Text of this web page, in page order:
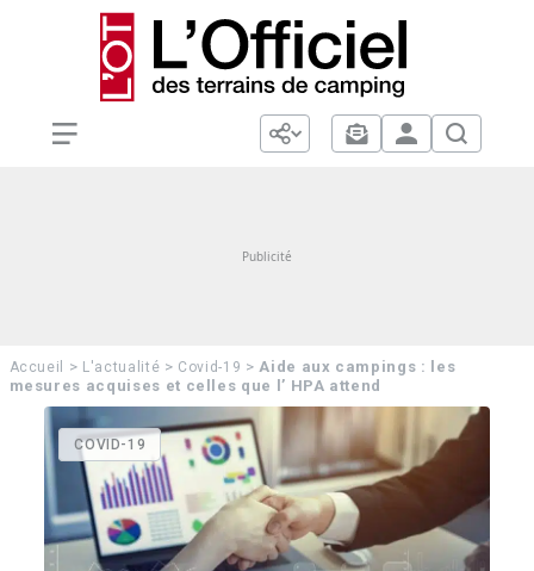
Accueil > L'actualité > Covid-19 >Aide aux campings : les
mesures acquises et celles que l’ HPA attend
COVID-19